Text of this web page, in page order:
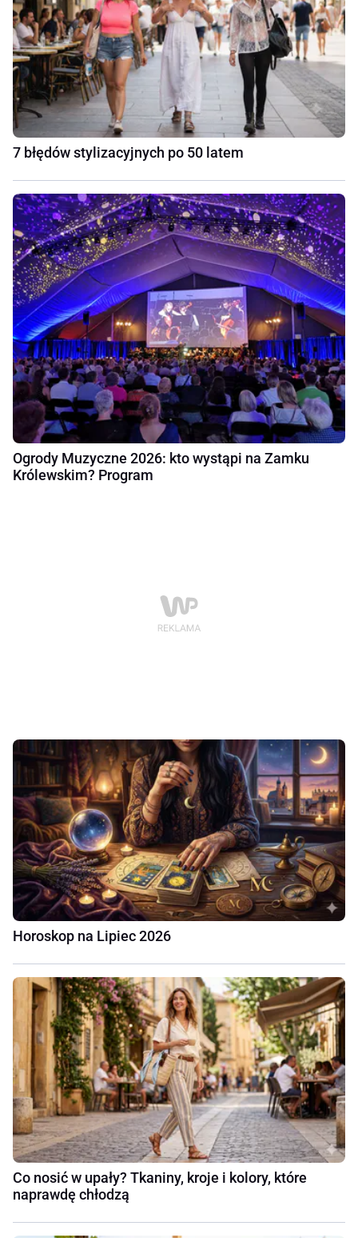
7 błędów stylizacyjnych po 50 latem
Ogrody Muzyczne 2026: kto wystąpi na Zamku
Królewskim? Program
Horoskop na Lipiec 2026
Co nosić w upały? Tkaniny, kroje i kolory, które
naprawdę chłodzą